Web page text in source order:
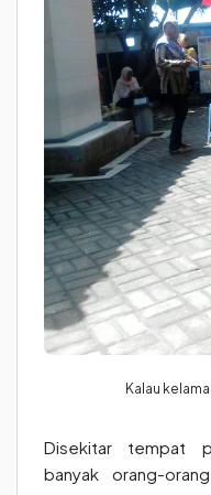
Kalau
Disekitar tempat
banyak orang-